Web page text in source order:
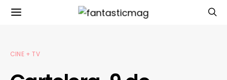
CINE + TV